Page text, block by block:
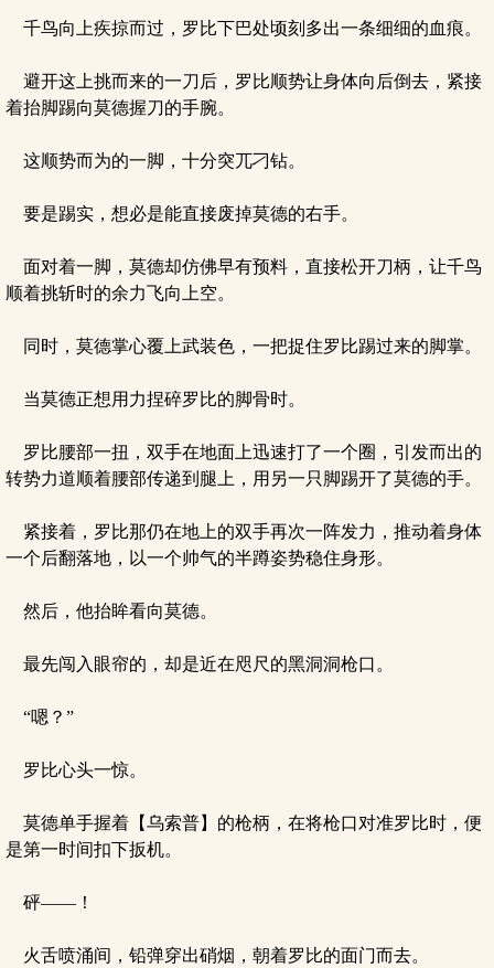
千鸟向上疾掠而过，罗比下巴处顷刻多出一条细细的血痕。
避开这上挑而来的一刀后，罗比顺势让身体向后倒去，紧接
着抬脚踢向莫德握刀的手腕。
这顺势而为的一脚，十分突兀刁钻。
要是踢实，想必是能直接废掉莫德的右手。
面对着一脚，莫德却仿佛早有预料，直接松开刀柄，让千鸟
顺着挑斩时的余力飞向上空。
同时，莫德掌心覆上武装色，一把捉住罗比踢过来的脚掌。
当莫德正想用力捏碎罗比的脚骨时。
罗比腰部一扭，双手在地面上迅速打了一个圈，引发而出的
转势力道顺着腰部传递到腿上，用另一只脚踢开了莫德的手。
紧接着，罗比那仍在地上的双手再次一阵发力，推动着身体
一个后翻落地，以一个帅气的半蹲姿势稳住身形。
然后，他抬眸看向莫德。
最先闯入眼帘的，却是近在咫尺的黑洞洞枪口。
“嗯？”
罗比心头一惊。
莫德单手握着【乌索普】的枪柄，在将枪口对准罗比时，便
是第一时间扣下扳机。
砰——！
火舌喷涌间，铅弹穿出硝烟，朝着罗比的面门而去。